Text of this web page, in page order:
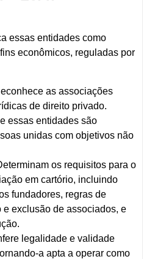
essas entidades como
econômicos, reguladas por
as associações
de direito privado.
essas entidades são
unidas com objetivos não
os requisitos para o
em cartório, incluindo
fundadores, regras de
e exclusão de associados, e
legalidade e validade
a apta a operar como